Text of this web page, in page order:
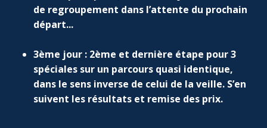
de regroupement dans l’attente du prochain
départ...
3ème jour : 2ème et dernière étape pour 3
spéciales sur un parcours quasi identique,
dans le sens inverse de celui de la veille. S’en
suivent les résultats et remise des prix.